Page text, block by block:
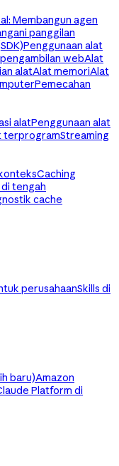
Membangun agen
panggilan
Penggunaan alat
webAlat
alatAlat memoriAlat
Pemecahan
alatPenggunaan alat
terprogramStreaming
Caching
tengah
cache
perusahaanSkills di
baru)Amazon
Platform di